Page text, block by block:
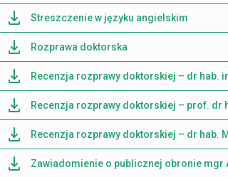
Streszczenie w języku angielskim
Rozprawa doktorska
Recenzja rozprawy doktorskiej – dr hab.
Recenzja rozprawy doktorskiej – prof. dr
Recenzja rozprawy doktorskiej – dr hab.
Zawiadomienie o publicznej obronie mgr